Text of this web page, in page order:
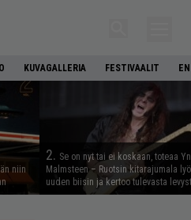
KUVAGALLERIA FESTIVAALIT
niin
2. Se on nyt tai ei koskaan, toteaa
Malmsteen – Ruotsin kitarajumala
uuden biisin ja kertoo tulevasta